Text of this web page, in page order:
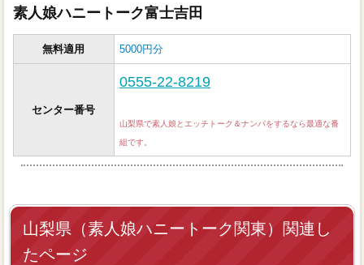
素人娘ハニートーク富士吉田
無料適用 5000円分
センター番号
0555-22-8219
山梨県で素人娘とエッチトーク＆ナンパをするなら最適な番
組です。
山梨県（素人娘ハニートーク関東）関連し
たページ